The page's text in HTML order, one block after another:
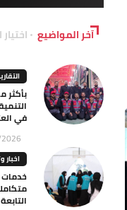
آخر المواضيع
في
اخبار
خدمات